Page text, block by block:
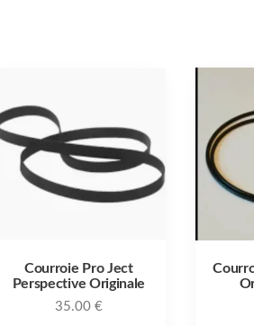
Courroie Pro Ject
Perspective Originale
35.00 €